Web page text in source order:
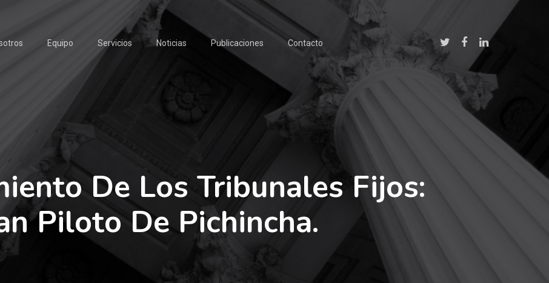
Equipo Servicios Noticias Publicaciones Contacto
De Los Tribunales Fijos:
Piloto De Pichincha.